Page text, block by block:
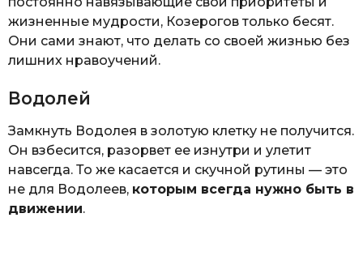
жизненные мудрости, Козерогов только бесят.
Они сами знают, что делать со своей жизнью без
лишних нравоучений.
Водолей
Замкнуть Водолея в золотую клетку не получится.
Он взбесится, разорвет ее изнутри и улетит
навсегда. То же касается и скучной рутины — это
не для Водолеев, которым всегда нужно быть в
движении.